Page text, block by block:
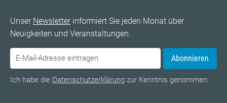
Unser Newsletterinformiert Sie jeden Monat über
Neuigkeiten und Veranstaltungen.
Abonnieren
Ich habe die Datenschutzerklärung zur Kenntnis genommen.